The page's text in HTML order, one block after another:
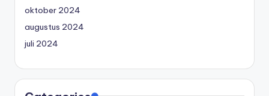
oktober 2024
augustus 2024
juli 2024